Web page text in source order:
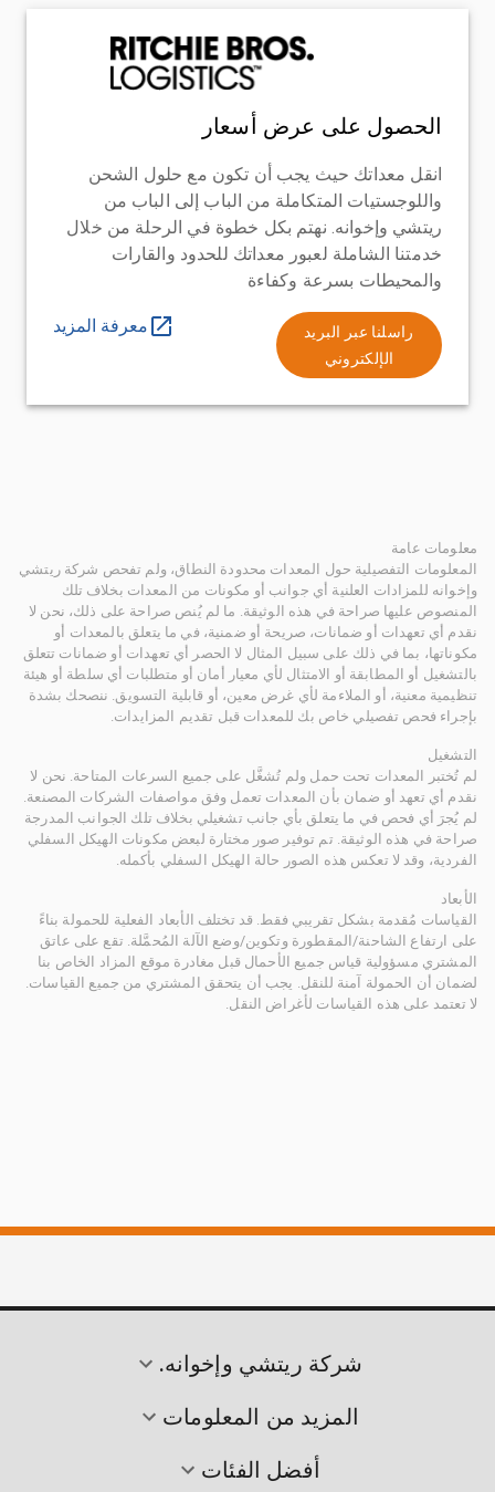
الحصول على عرض أسعار
انقل معداتك حيث يجب أن تكون مع حلول الشحن
واللوجستيات المتكاملة من الباب إلى الباب من
ريتشي وإخوانه. نهتم بكل خطوة في الرحلة من خلال
خدمتنا الشاملة لعبور معداتك للحدود والقارات
والمحيطات بسرعة وكفاءة
راسلنا عبر البريد
الإلكتروني
معرفة المزيد
معلومات عامة
المعلومات التفصيلية حول المعدات محدودة النطاق، ولم تفحص شركة ريتشي
وإخوانه للمزادات العلنية أي جوانب أو مكونات من المعدات بخلاف تلك
المنصوص عليها صراحة في هذه الوثيقة. ما لم يُنص صراحة على ذلك، نحن لا
نقدم أي تعهدات أو ضمانات، صريحة أو ضمنية، في ما يتعلق بالمعدات أو
مكوناتها، بما في ذلك على سبيل المثال لا الحصر أي تعهدات أو ضمانات تتعلق
بالتشغيل أو المطابقة أو الامتثال لأي معيار أمان أو متطلبات أي سلطة أو هيئة
تنظيمية معنية، أو الملاءمة لأي غرض معين، أو قابلية التسويق. ننصحك بشدة
بإجراء فحص تفصيلي خاص بك للمعدات قبل تقديم المزايدات.
التشغيل
لم تُختبر المعدات تحت حمل ولم تُشغَّل على جميع السرعات المتاحة. نحن لا
نقدم أي تعهد أو ضمان بأن المعدات تعمل وفق مواصفات الشركات المصنعة.
لم يُجرَ أي فحص في ما يتعلق بأي جانب تشغيلي بخلاف تلك الجوانب المدرجة
صراحة في هذه الوثيقة. تم توفير صور مختارة لبعض مكونات الهيكل السفلي
الفردية، وقد لا تعكس هذه الصور حالة الهيكل السفلي بأكمله.
الأبعاد
القياسات مُقدمة بشكل تقريبي فقط. قد تختلف الأبعاد الفعلية للحمولة بناءً
على ارتفاع الشاحنة/المقطورة وتكوين/وضع الآلة المُحمَّلة. تقع على عاتق
المشتري مسؤولية قياس جميع الأحمال قبل مغادرة موقع المزاد الخاص بنا
لضمان أن الحمولة آمنة للنقل. يجب أن يتحقق المشتري من جميع القياسات.
لا تعتمد على هذه القياسات لأغراض النقل.
شركة ريتشي وإخوانه.
المزيد من المعلومات
أفضل الفئات